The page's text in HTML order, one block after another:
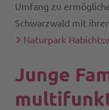
Umfang zu
Schwarzwald mit
Naturpark
Junge